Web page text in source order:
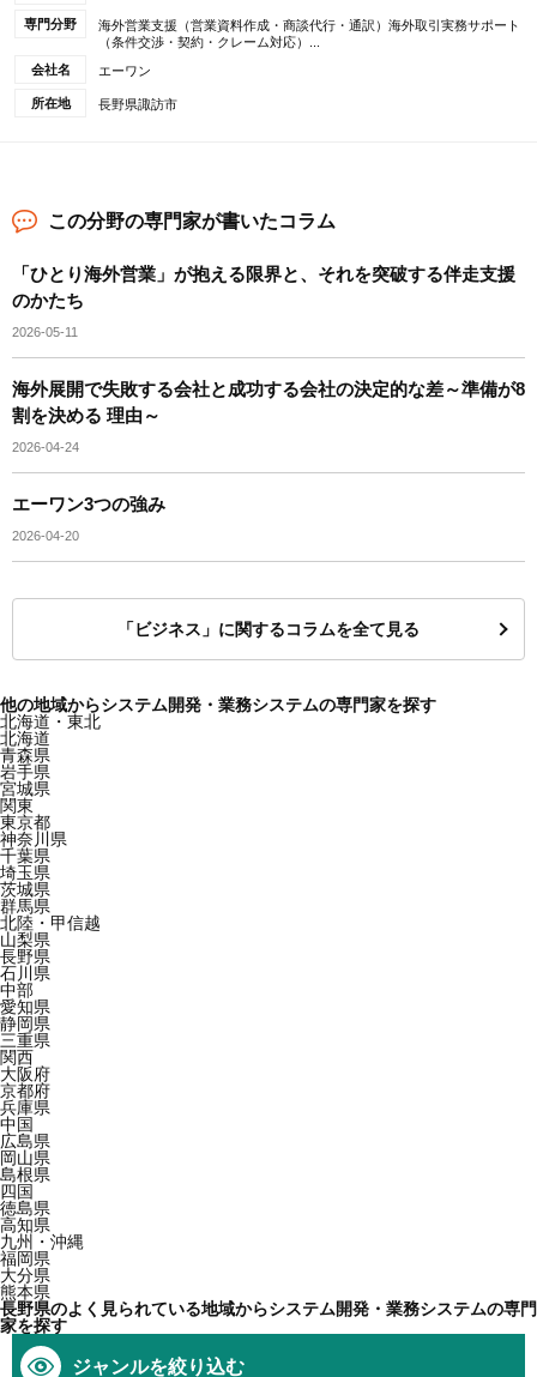
専門分野
海外営業支援（営業資料作成・商談代行・通訳）海外取引実務サポート
（条件交渉・契約・クレーム対応）...
会社名
エーワン
所在地 長野県諏訪市
この分野の専門家が書いたコラム
「ひとり海外営業」が抱える限界と、それを突破する伴走支援
のかたち
2026-05-11
海外展開で失敗する会社と成功する会社の決定的な差～準備が8
割を決める 理由～
2026-04-24
エーワン3つの強み
2026-04-20
「ビジネス」に関するコラムを全て見る
他の地域からシステム開発・業務システムの専門家を探す
北海道・東北
北海道
青森県
岩手県
宮城県
関東
東京都
神奈川県
千葉県
埼玉県
茨城県
群馬県
北陸・甲信越
山梨県
長野県
石川県
中部
愛知県
静岡県
三重県
関西
大阪府
京都府
兵庫県
中国
広島県
岡山県
島根県
四国
徳島県
高知県
九州・沖縄
福岡県
大分県
熊本県
長野県のよく見られている地域からシステム開発・業務システムの専門
家を探す
ジャンルを絞り込む